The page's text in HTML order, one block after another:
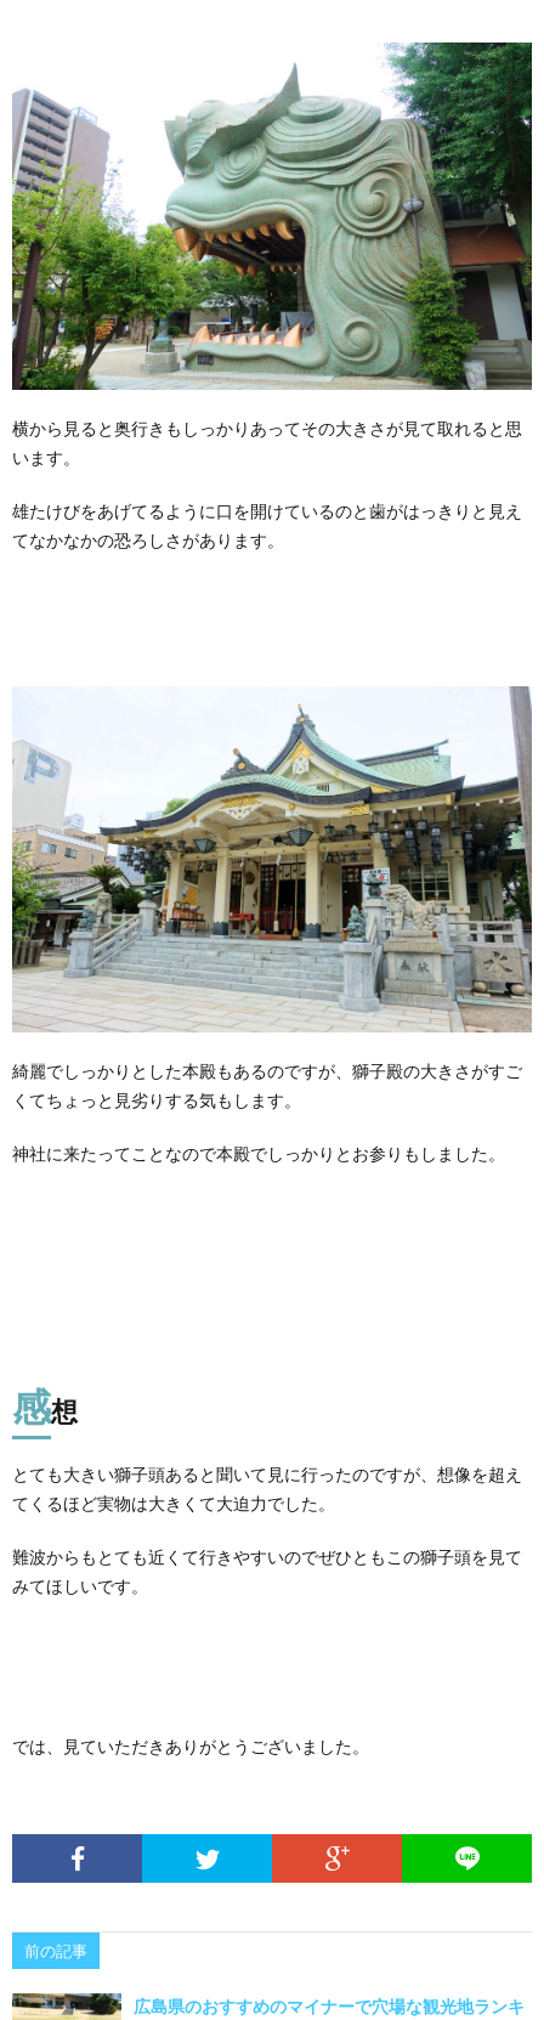
横から見ると奥行きもしっかりあってその大きさが見て取れると思
います。
雄たけびをあげてるように口を開けているのと歯がはっきりと見え
てなかなかの恐ろしさがあります。
綺麗でしっかりとした本殿もあるのですが、獅子殿の大きさがすご
くてちょっと見劣りする気もします。
神社に来たってことなので本殿でしっかりとお参りもしました。
感想
とても大きい獅子頭あると聞いて見に行ったのですが、想像を超え
てくるほど実物は大きくて大迫力でした。
難波からもとても近くて行きやすいのでぜひともこの獅子頭を見て
みてほしいです。
では、見ていただきありがとうございました。
前の記事
広島県のおすすめのマイナーで穴場な観光地ランキ